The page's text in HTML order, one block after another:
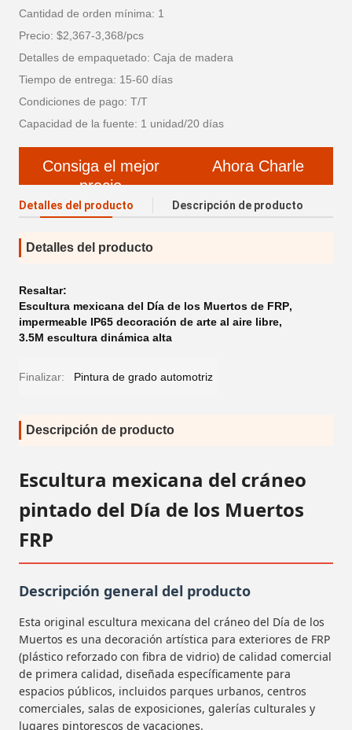
Cantidad de orden mínima: 1
Precio: $2,367-3,368/pcs
Detalles de empaquetado: Caja de madera
Tiempo de entrega: 15-60 días
Condiciones de pago: T/T
Capacidad de la fuente: 1 unidad/20 días
Consiga el mejor
precio
Ahora Charle
Detalles del producto Descripción de producto
Detalles del producto
Resaltar:
Escultura mexicana del Día de los Muertos de FRP,
impermeable IP65 decoración de arte al aire libre,
3.5M escultura dinámica alta
Finalizar: Pintura de grado automotriz
Descripción de producto
Escultura mexicana del cráneo
pintado del Día de los Muertos
FRP
Descripción general del producto
Esta original escultura mexicana del cráneo del Día de los
Muertos es una decoración artística para exteriores de FRP
(plástico reforzado con fibra de vidrio) de calidad comercial
de primera calidad, diseñada específicamente para
espacios públicos, incluidos parques urbanos, centros
comerciales, salas de exposiciones, galerías culturales y
lugares pintorescos de vacaciones.